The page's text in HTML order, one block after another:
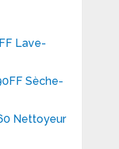
Lave-
Sèche-
Nettoyeur